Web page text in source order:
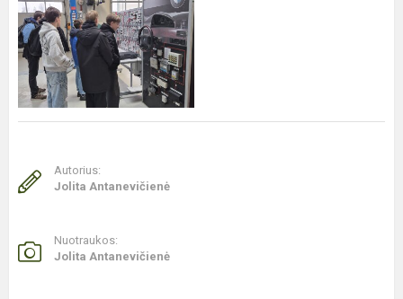
Autorius:
Jolita Antanevičienė
Nuotraukos:
Jolita Antanevičienė